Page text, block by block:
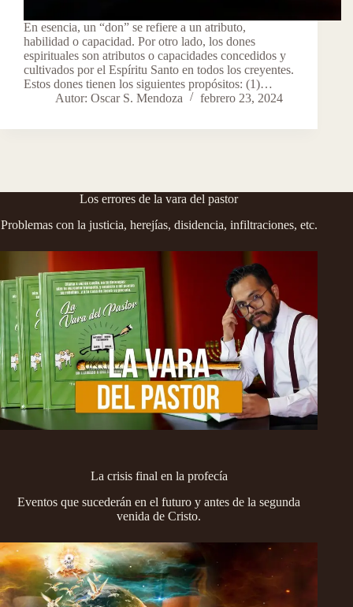
En esencia, un “don” se refiere a un atributo,
habilidad o capacidad. Por otro lado, los dones
espirituales son atributos o capacidades concedidos y
cultivados por el Espíritu Santo en todos los creyentes.
Estos dones tienen los siguientes propósitos: (1)…
Autor: Oscar S. Mendoza
febrero 23, 2024
Los errores de la vara del pastor
Problemas con la justicia, herejías, disidencia, infiltraciones, etc.
La crisis final en la profecía
Eventos que sucederán en el futuro y antes de la segunda
venida de Cristo.